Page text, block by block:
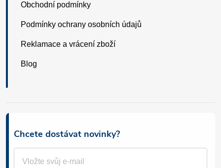
Obchodní podmínky
Podmínky ochrany osobních údajů
Reklamace a vrácení zboží
Blog
Chcete dostávat novinky?